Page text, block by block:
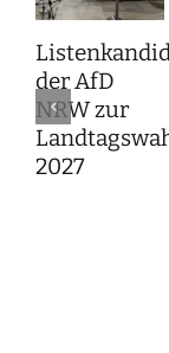
der AfD
NRW zur
2027